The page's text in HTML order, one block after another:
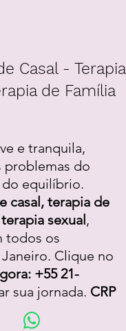
Casal - Terapia
de Família
e tranquila,
problemas do
do equilíbrio.
casal, terapia de
sexual,
todos os
Clique no
+55 21-
sua jornada. CRP